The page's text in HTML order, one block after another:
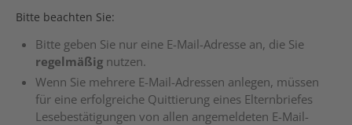
Bitte beachten Sie:
Bitte geben Sie nur eine E-Mail-Adresse an, die Sie
regelmäßig nutzen.
Wenn Sie mehrere E-Mail-Adressen anlegen, müssen
für eine erfolgreiche Quittierung eines Elternbriefes
Lesebestätigungen von allen angemeldeten E-Mail-